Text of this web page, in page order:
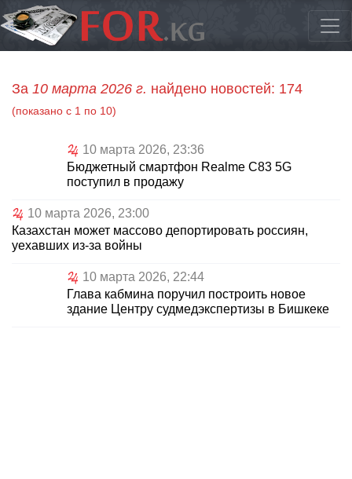
За 10 марта 2026 г. найдено новостей: 174
(показано с 1 по 10)
10 марта 2026, 23:36
Бюджетный смартфон Realme C83 5G
поступил в продажу
10 марта 2026, 23:00
Казахстан может массово депортировать россиян,
уехавших из-за войны
10 марта 2026, 22:44
Глава кабмина поручил построить новое
здание Центру судмедэкспертизы в Бишкеке